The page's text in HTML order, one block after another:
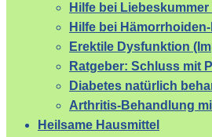
Hilfe bei
Hilfe bei
Erektile Dysfunktion
Ratgeber: Schluss mit
Diabetes natürlich
Arthritis-Behandlung
Heilsame Hausmittel